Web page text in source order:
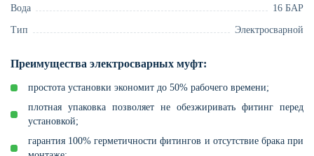
Вода 16 БАР
Тип Электросварной
Преимущества электросварных муфт:
простота установки экономит до 50% рабочего времени;
плотная упаковка позволяет не обезжиривать фитинг перед
установкой;
гарантия 100% герметичности фитингов и отсутствие брака при